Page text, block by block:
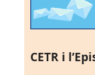
CETR i